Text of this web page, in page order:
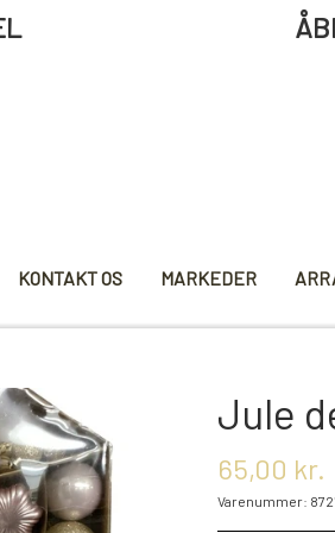
KONTAKT OS MARKEDER
HYBENGAARDEN GARN
GB-
Jule
65,00 kr.
Varenummer: